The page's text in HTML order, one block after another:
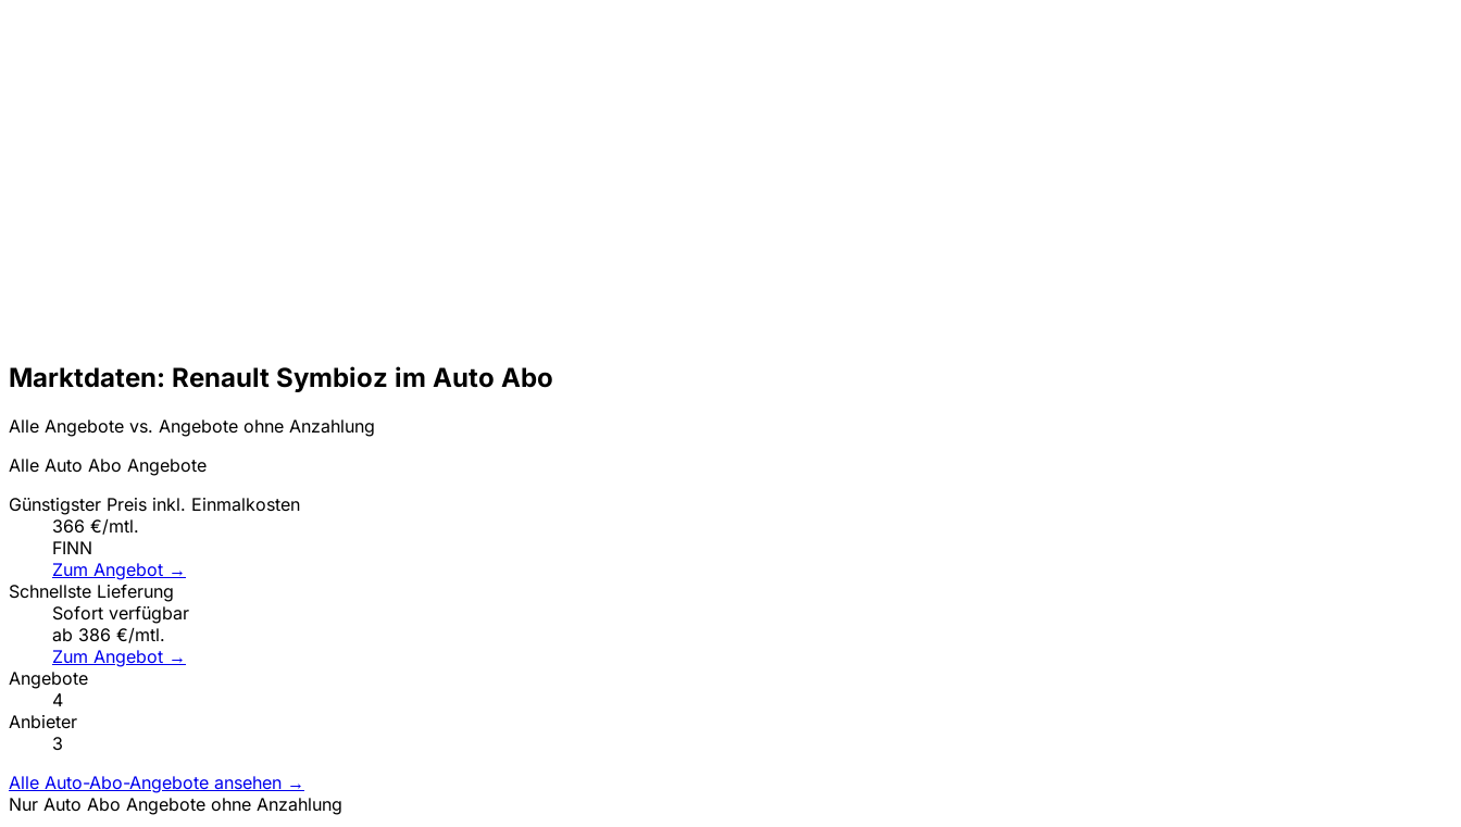
Marktdaten: Renault Symbioz im Auto Abo
Alle Angebote vs. Angebote ohne Anzahlung
Alle Auto Abo Angebote
Günstigster Preis inkl. Einmalkosten
366 €/mtl.
FINN
Zum Angebot →
Schnellste Lieferung
Sofort verfügbar
ab 386 €/mtl.
Zum Angebot →
Angebote
4
Anbieter
3
Alle Auto-Abo-Angebote ansehen →
Nur Auto Abo Angebote ohne Anzahlung